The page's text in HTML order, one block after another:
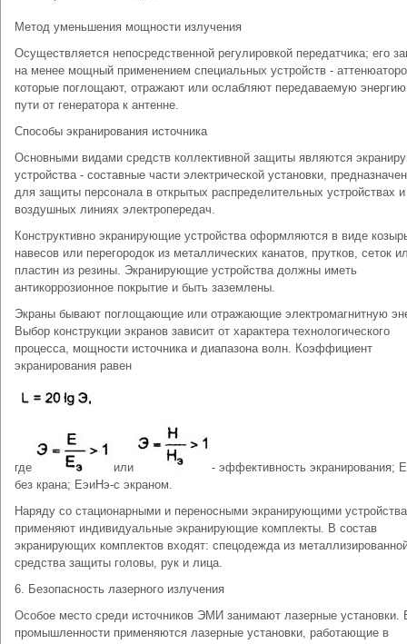
Метод уменьшения мощности излучения
Осуществляется непосредственной регулировкой передатчика; его
на менее мощный применением специальных устройств -
которые поглощают, отражают или ослабляют передаваемую
пути от генератора к антенне.
Способы экранирования источника
Основными видами средств коллективной защиты являются
устройства - составные части электрической установки,
для защиты персонала в открытых распределительных устройствах
воздушных линиях электропередач.
Конструктивно экранирующие устройства оформляются в виде
навесов или перегородок из металлических канатов, прутков, сеток
пластин из резины. Экранирующие устройства должны иметь
антикоррозионное покрытие и быть заземлены.
Экраны бывают поглощающие или отражающие электромагнитную
Выбор конструкции экранов зависит от характера технологического
процесса, мощности источника и диапазона волн. Коэффициент
экранирования равен
где или
- эффективность экранирования;
без крана; ЕэиНэ-с экраном.
Наряду со стационарными и переносными экранирующими
применяют индивидуальные экранирующие комплекты. В состав
экранирующих комплектов входят: спецодежда из
средства защиты головы, рук и лица.
6. Безопасность лазерного излучения
Особое место среди источников ЭМИ занимают лазерные установки.
промышленности применяются лазерные установки, работающие в